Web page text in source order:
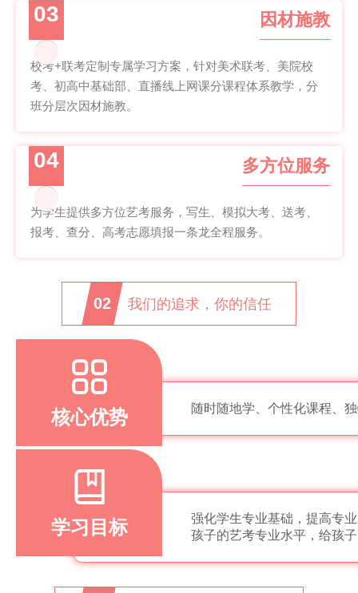
03 因材施教
校考+联考定制专属学习方案，针对美术联考、美院校
考、初高中基础部、直播线上网课分课程体系教学，分
班分层次因材施教。
04 多方位服务
为学生提供多方位艺考服务，写生、模拟大考、送考、
报考、查分、高考志愿填报一条龙全程服务。
02 我们的追求，你的信任
核心优势 随时随地学、个性化课程、
学习目标
强化学生专业基础，提高专
孩子的艺考专业水平，给孩